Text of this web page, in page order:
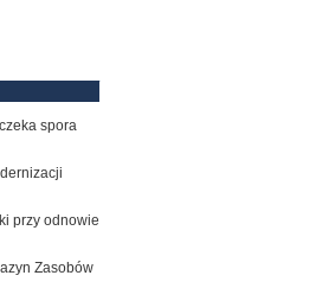
spora
przy odnowie
Zasobów